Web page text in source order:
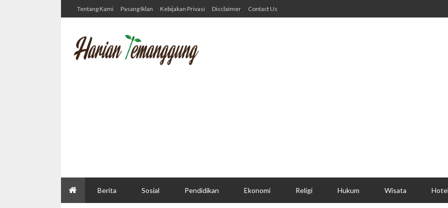
Tentang Kami Pasang Iklan Kebijakan Privasi Disclaimer Contact Us
Berita Sosial Pendidikan Ekonomi Religi Hukum Wisata Hotel